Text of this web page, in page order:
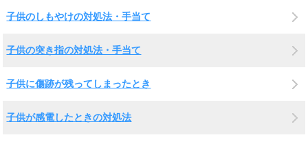
子供のしもやけの対処法・手当て
子供の突き指の対処法・手当て
子供に傷跡が残ってしまったとき
子供が感電したときの対処法